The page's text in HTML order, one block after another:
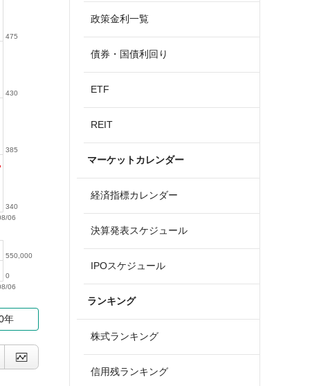
06
340
385
430
475
06
0
550,000
年
政策金利一覧
債券・国債利回り
ETF
REIT
マーケットカレンダー
経済指標カレンダー
決算発表スケジュール
IPOスケジュール
ランキング
株式ランキング
信用残ランキング